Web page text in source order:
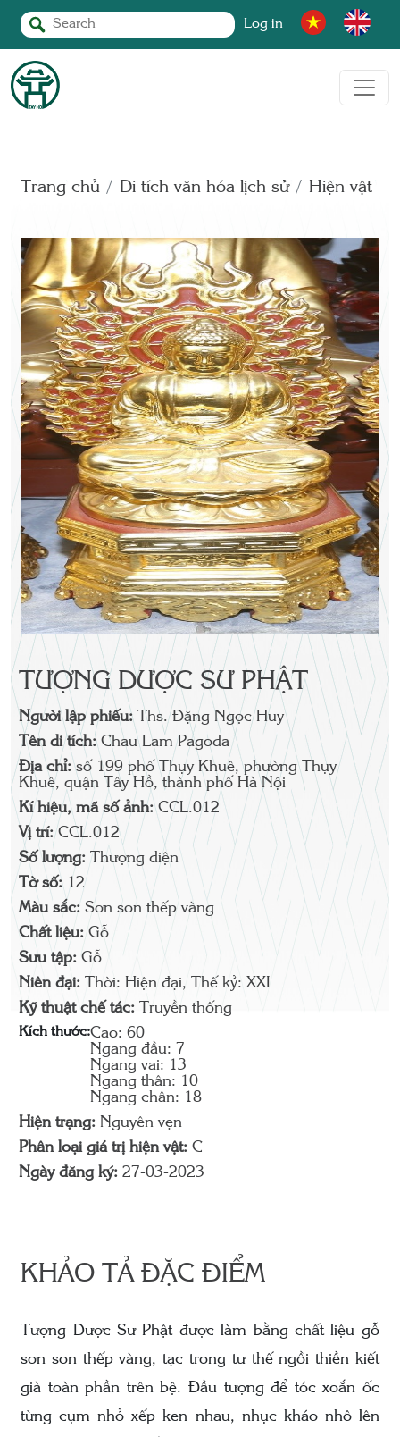
Log in
Trang chủ Di tích văn hóa lịch sử Hiện vật
TƯỢNG DƯỢC SƯ PHẬT
Người lập phiếu: Ths. Đặng Ngọc Huy
Tên di tích:Chau Lam Pagoda
Địa chỉ:số 199 phố Thụy Khuê, phường Thụy
Khuê, quận Tây Hồ, thành phố Hà Nội
Kí hiệu, mã số ảnh:CCL.012
Vị trí:CCL.012
Số lượng: Thượng điện
Tờ số: 12
Màu sắc:Sơn son thếp vàng
Chất liệu:Gỗ
Sưu tập:Gỗ
Niên đại: Thời: Hiện đại, Thế kỷ: XXI
Kỹ thuật chế tác: Truyền thống
Kích thước:Cao: 60
Ngang đầu: 7
Ngang vai: 13
Ngang thân: 10
Ngang chân: 18
Hiện trạng:Nguyên vẹn
Phân loại giá trị hiện vật:C
Ngày đăng ký:27-03-2023
KHẢO TẢ ĐẶC ĐIỂM
Tượng Dược Sư Phật được làm bằng chất liệu gỗ
sơn son thếp vàng, tạc trong tư thế ngồi thiền kiết
già toàn phần trên bệ. Đầu tượng để tóc xoắn ốc
từng cụm nhỏ xếp ken nhau, nhục kháo nhô lên